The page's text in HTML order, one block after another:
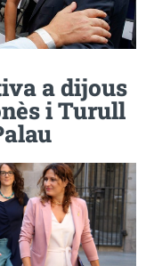
a dijous
i Turull